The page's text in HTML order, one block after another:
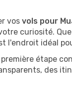
vos vols pour
curiosité.
l'endroit idéal
étape
des